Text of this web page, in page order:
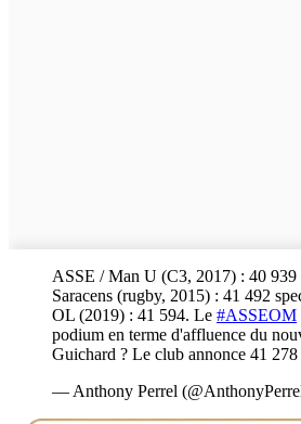
ASSE / Man U (C3, 2017) : 40 939
Saracens (rugby, 2015) : 41 492
OL (2019) : 41 594. Le #ASSEOM
podium en terme d'affluence du
Guichard ? Le club annonce 41 278
— Anthony Perrel